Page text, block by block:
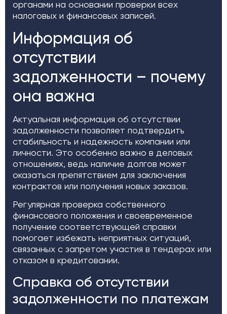
органами на основании проверки всех
налоговых и финансовых записей.
Информация об
отсутствии
задолженности – почему
она важна
Актуальная информация об отсутствии
задолженности позволяет подтвердить
стабильность и надежность компании или
личности. Это особенно важно в деловых
отношениях, ведь наличие долгов может
оказаться препятствием для заключения
контрактов или получения новых заказов.
Регулярная проверка собственного
финансового положения и своевременное
получение соответствующей справки
помогает избежать неприятных ситуаций,
связанных с запретом участия в тендерах или
отказом в кредитовании.
Справка об отсутствии
задолженности по платежам